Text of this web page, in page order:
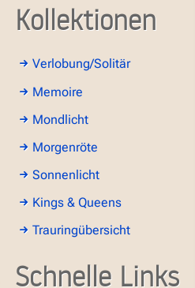
Kollektionen
Verlobung/Solitär
Memoire
Mondlicht
Morgenröte
Sonnenlicht
Kings & Queens
Trauringübersicht
Schnelle Links